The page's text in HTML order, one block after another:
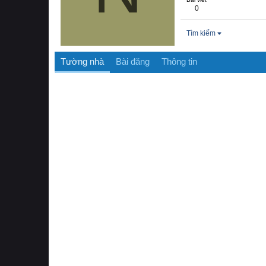
0
Tìm kiếm
Tường nhà Bài đăng Thông tin